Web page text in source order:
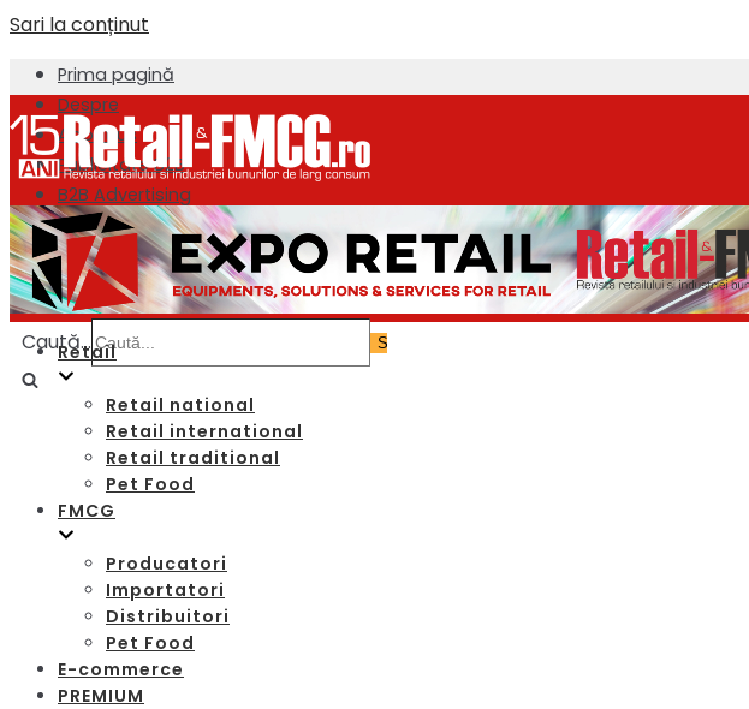
Sari la conținut
Prima pagină
Despre
About us
Publicitate B2B
B2B Advertising
Newsletter
Contact
Caută...
Retail
Retail national
Retail international
Retail traditional
Pet Food
FMCG
Producatori
Importatori
Distribuitori
Pet Food
E-commerce
PREMIUM